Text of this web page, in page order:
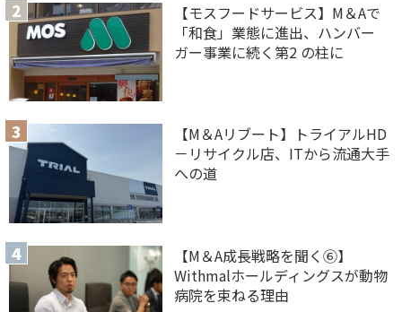
【モスフードサービス】M＆Aで
「和食」業態に進出、ハンバー
ガー事業に続く第2 の柱に
【M＆Aリブート】トライアルHD
－リサイクル店、ITから流通大手
への道
【M＆A 成長戦略を聞く⑥】
Withmalホールディングスが動物
病院を束ねる理由